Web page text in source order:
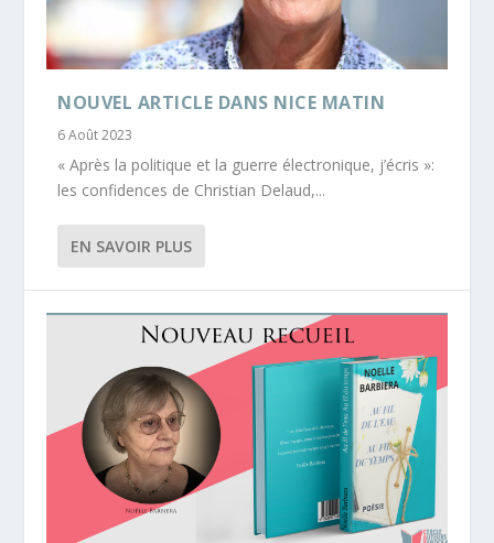
NOUVEL ARTICLE DANS NICE MATIN
6 Août 2023
« Après la politique et la guerre électronique, j’écris »:
les confidences de Christian Delaud,...
EN SAVOIR PLUS